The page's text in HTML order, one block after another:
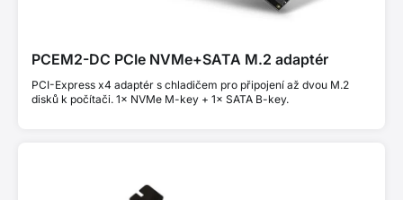
PCEM2-DC PCIe NVMe+SATA M.2 adaptér
PCI-Express x4 adaptér s chladičem pro připojení až dvou M.2
disků k počítači. 1× NVMe M-key + 1× SATA B-key.